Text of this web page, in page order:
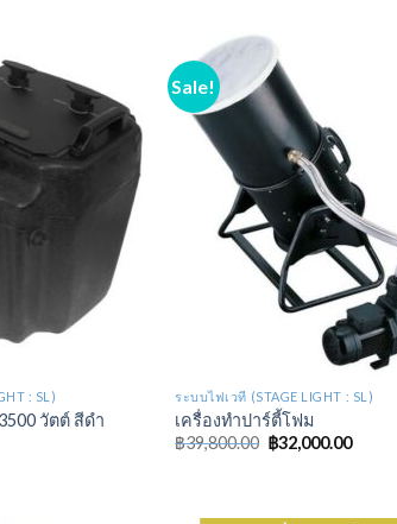
: SL)
วัตต์ สีดำ
Sale!
ระบบไฟเวที (STAGE LIGHT : SL)
เครื่องทำปาร์ตี้โฟม
฿39,800.00 ฿32,000.00